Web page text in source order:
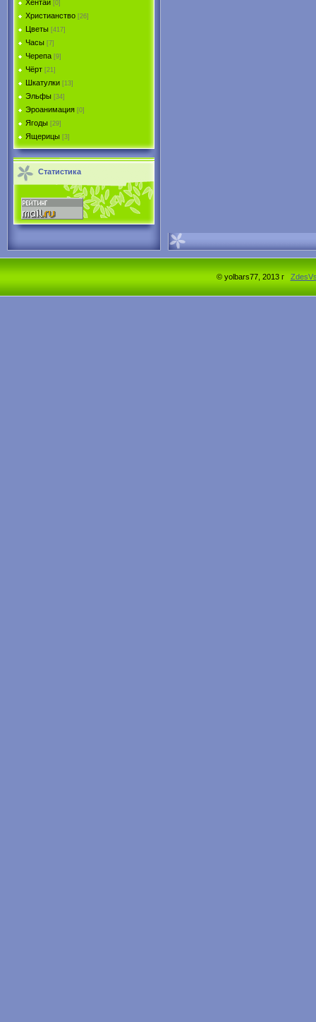
Хентай [0]
Христианство [26]
Цветы [417]
Часы [7]
Черепа [9]
Чёрт [21]
Шкатулки [13]
Эльфы [34]
Эроанимация [0]
Ягоды [29]
Ящерицы [3]
Статистика
© yolbars77, 2013 г